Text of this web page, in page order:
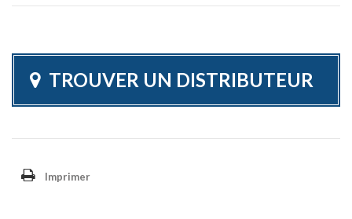
TROUVER UN DISTRIBUTEUR
Imprimer